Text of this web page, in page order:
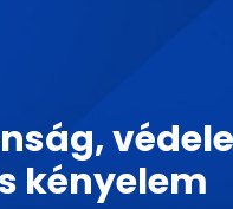
kényelem